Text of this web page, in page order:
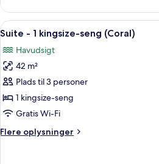
-
kingsize-
(Sunset)
Indlæs
alle
billeder
af
Suite
-
1
seng
Et
9
Suite - 1 kingsize-seng (Coral)
Havudsigt
42 m²
Plads til 3 personer
1 kingsize-seng
Gratis Wi-Fi
Flere oplysninger
Flere